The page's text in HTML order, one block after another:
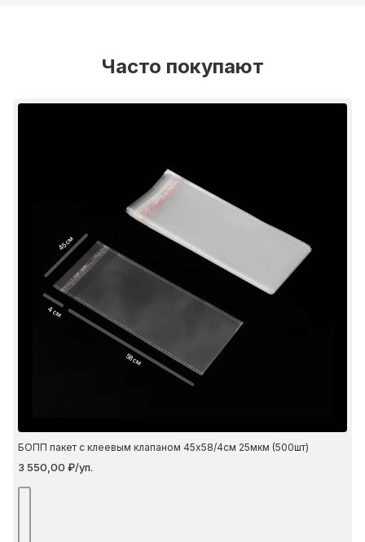
Часто покупают
45 см
4 см
58 см
БОПП пакет с клеевым клапаном 45х58/4см 25мкм (500шт)
3 550,00 ₽/уп.